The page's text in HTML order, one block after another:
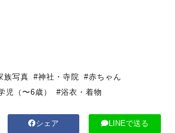
族写真 #神社・寺院 #赤ちゃん
児（〜6歳） #浴衣・着物
シェア LINEで送る